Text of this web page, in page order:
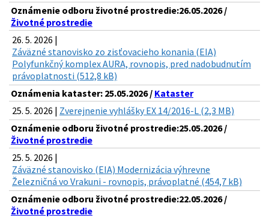
Oznámenie odboru životné prostredie:26.05.2026 /
Životné prostredie
26. 5. 2026 |
Záväzné stanovisko zo zisťovacieho konania (EIA)
Polyfunkčný komplex AURA, rovnopis, pred nadobudnutím
právoplatnosti (512,8 kB)
Oznámenia kataster: 25.05.2026 / Kataster
25. 5. 2026 | Zverejnenie vyhlášky EX 14/2016-L (2,3 MB)
Oznámenie odboru životné prostredie:25.05.2026 /
Životné prostredie
25. 5. 2026 |
Záväzné stanovisko (EIA) Modernizácia výhrevne
Železničná vo Vrakuni - rovnopis, právoplatné (454,7 kB)
Oznámenie odboru životné prostredie:22.05.2026 /
Životné prostredie